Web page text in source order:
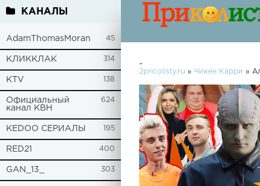
КАНАЛЫ
AdamThomasMoran 45
КЛИККЛАК 314
KTV 138
Официальный
канал КВН
624
KEDOO СЕРИАЛЫ 195
RED21 400
GAN_13_ 303
-
2pricolisty.ru » Чикен Карри »